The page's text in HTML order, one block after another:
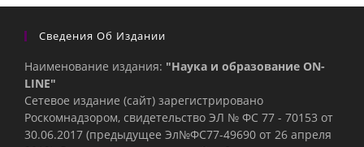
Сведения Об Издании
Наименование издания: "Наука и образование ON-
LINE"
Сетевое издание (сайт) зарегистрировано
Роскомнадзором, свидетельство ЭЛ № ФС 77 - 70153 от
30.06.2017 (предыдущее Эл№ФC77-49690 от 26 апреля